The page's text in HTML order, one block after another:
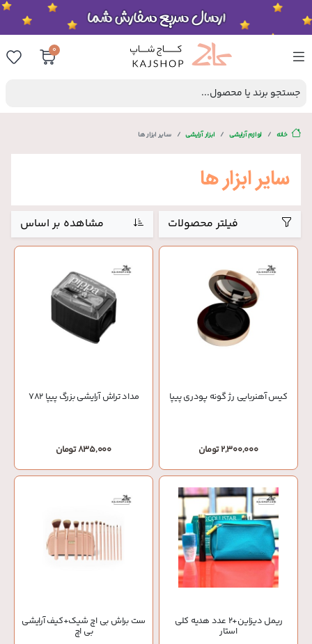
0
جستجو برند یا محصول...
خانه لوازم آرایشی ابزار آرایشی سایر ابزار ها
سایر ابزار ها
فیلتر محصولات مشاهده بر اساس
کیس آهنربایی رژ گونه پودری پیپا
2,300,000 تومان
مداد تراش آرایشی بزرگ پیپا 782
835,000 تومان
ریمل دیزاین+2 عدد هدیه کلی
استار
ست براش بی اچ شیک+کیف آرایشی
بی اچ